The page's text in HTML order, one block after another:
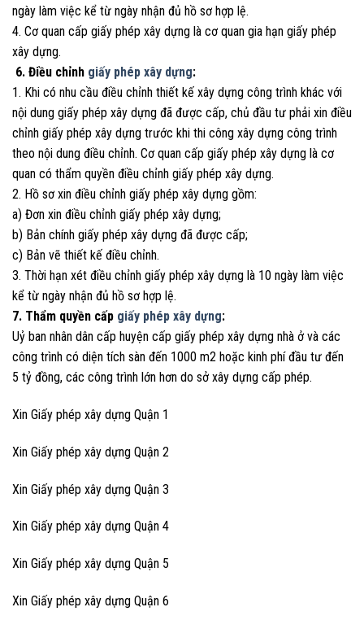
ngày làm việc kể từ ngày nhận đủ hồ sơ hợp lệ.
4. Cơ quan cấp giấy phép xây dựng là cơ quan gia hạn giấy phép
xây dựng.
6. Điều chỉnh giấy phép xây dựng:
1. Khi có nhu cầu điều chỉnh thiết kế xây dựng công trình khác với
nội dung giấy phép xây dựng đã được cấp, chủ đầu tư phải xin điều
chỉnh giấy phép xây dựng trước khi thi công xây dựng công trình
theo nội dung điều chỉnh. Cơ quan cấp giấy phép xây dựng là cơ
quan có thẩm quyền điều chỉnh giấy phép xây dựng.
2. Hồ sơ xin điều chỉnh giấy phép xây dựng gồm:
a) Đơn xin điều chỉnh giấy phép xây dựng;
b) Bản chính giấy phép xây dựng đã được cấp;
c) Bản vẽ thiết kế điều chỉnh.
3. Thời hạn xét điều chỉnh giấy phép xây dựng là 10 ngày làm việc
kể từ ngày nhận đủ hồ sơ hợp lệ.
7. Thẩm quyền cấp giấy phép xây dựng:
Uỷ ban nhân dân cấp huyện cấp giấy phép xây dựng nhà ở và các
công trình có diện tích sàn đến 1000 m2 hoặc kinh phí đầu tư đến
5 tỷ đồng, các công trình lớn hơn do sở xây dựng cấp phép.
Xin Giấy phép xây dựng Quận 1
Xin Giấy phép xây dựng Quận 2
Xin Giấy phép xây dựng Quận 3
Xin Giấy phép xây dựng Quận 4
Xin Giấy phép xây dựng Quận 5
Xin Giấy phép xây dựng Quận 6